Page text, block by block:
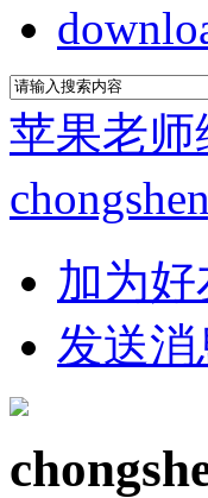
苹果老师
加为好
发送消